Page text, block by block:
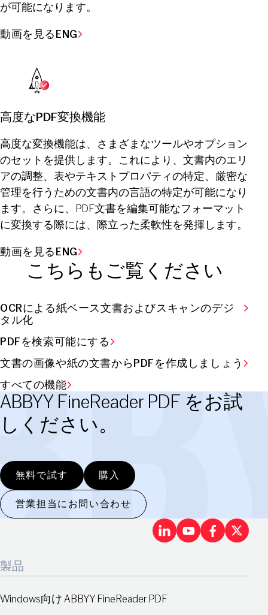
が可能になります。
動画を見るENG
高度なPDF変換機能
高度な変換機能は、さまざまなツールやオプション
のセットを提供します。これにより、文書内のエリ
アの調整、表やテキストプロパティの特定、厳密な
管理を行うための文書内の言語の特定が可能になり
ます。さらに、PDF文書を編集可能なフォーマット
に変換する際には、際立った柔軟性を発揮します。
動画を見るENG
こちらもご覧ください
OCRによる紙ベース文書およびスキャンのデジ
タル化
PDFを検索可能にする
文書の画像や紙の文書からPDFを作成しましょう
すべての機能
ABBYY FineReader PDF をお試
しください。
無料で試す 購入
営業担当にお問い合わせ
LinkedInX
製品
Windows向け ABBYY FineReader PDF